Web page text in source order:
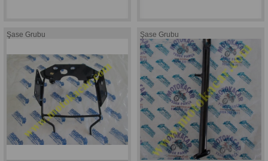
Şase Grubu Şase Grubu